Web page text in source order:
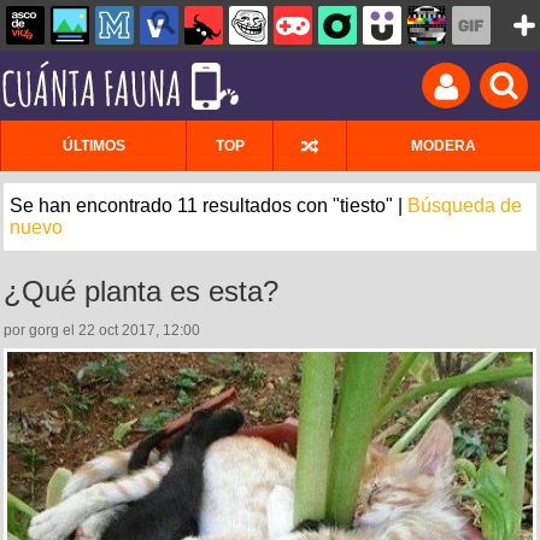
ÚLTIMOS TOP MODERA
Se han encontrado 11 resultados con "tiesto" |
Búsqueda de
nuevo
¿Qué planta es esta?
por gorg el 22 oct 2017, 12:00